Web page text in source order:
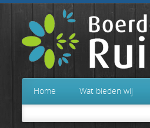
Home Wat bieden wij